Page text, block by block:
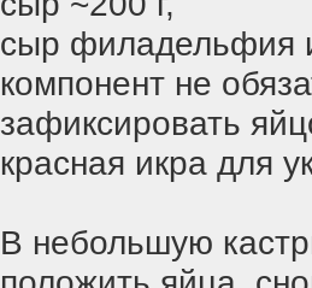
сыр филадельфия
компонент не
зафиксировать
красная икра для
В небольшую